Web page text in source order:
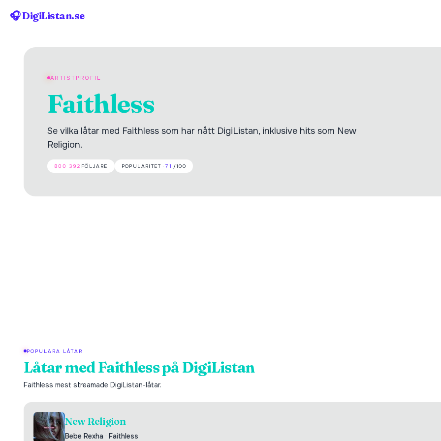
🎧 DigiListan.se
ARTISTPROFIL
Faithless
Se vilka låtar med Faithless som har nått DigiListan, inklusive hits som New
Religion.
800 392 FÖLJARE POPULARITET · 71 /100
POPULÄRA LÅTAR
Låtar medFaithlesspå DigiListan
Faithless mest streamade DigiListan-låtar.
New Religion
Bebe Rexha · Faithless